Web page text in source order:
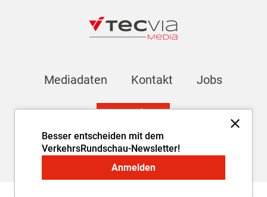
Besser entscheiden mit dem
VerkehrsRundschau-Newsletter!
Anmelden
Mediadaten Kontakt Jobs
Newsletter
Impressum AGB Datenschutz Cookie-Einstellungen